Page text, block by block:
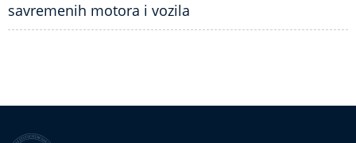
savremenih motora i vozila